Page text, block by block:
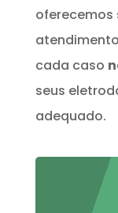
oferecemos
cada caso
seus
adequado.